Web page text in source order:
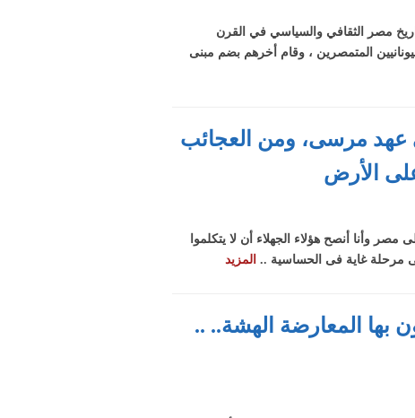
مصر الثقافي والسياسي في القرن
أخر ومعظمهم من اليونانيين المتمصرين ، وقام أخرهم بضم مبنى
عهد مرسى، ومن العجائب
الأرض
سيغطى مصر وأنا أنصح هؤلاء الجهلاء أن لا يتكلموا
مرحلة غاية فى الحساسية .. المزيد
بها المعارضة الهشة.. ..